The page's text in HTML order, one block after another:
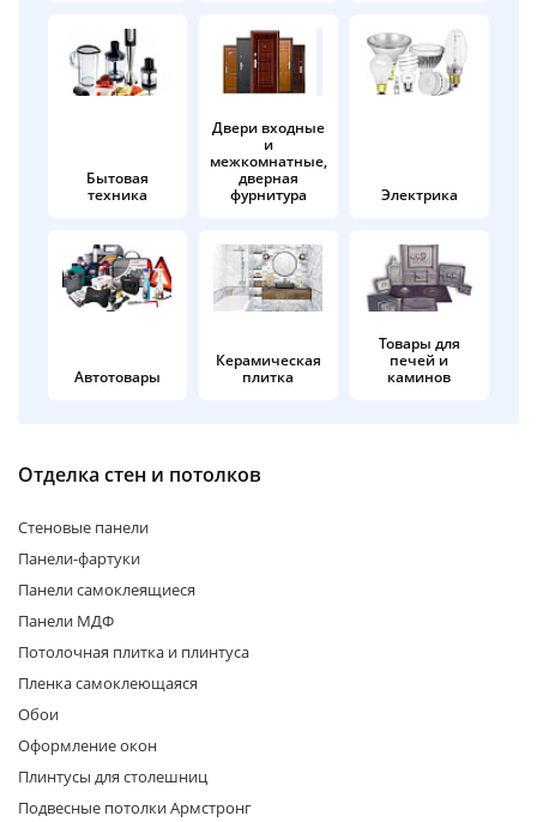
Бытовая
техника
Двери входные
и
межкомнатные,
дверная
фурнитура
Электрика
Автотовары
Керамическая
плитка
Товары для
печей и
каминов
Отделка стен и потолков
Стеновые панели
Панели-фартуки
Панели самоклеящиеся
Панели МДФ
Потолочная плитка и плинтуса
Пленка самоклеющаяся
Обои
Оформление окон
Плинтусы для столешниц
Подвесные потолки Армстронг
об оплате Плайтом
раз в 2
недели
Остались вопросы?
8 800 302-02-51
plait.ru